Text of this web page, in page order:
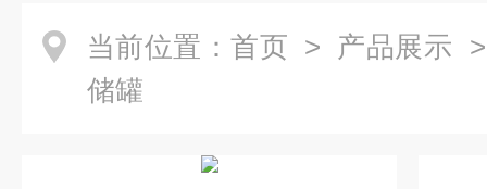
当前位置： 首页 > 产品展示
储罐